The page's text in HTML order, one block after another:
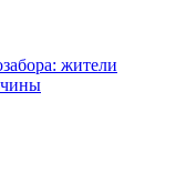
жители